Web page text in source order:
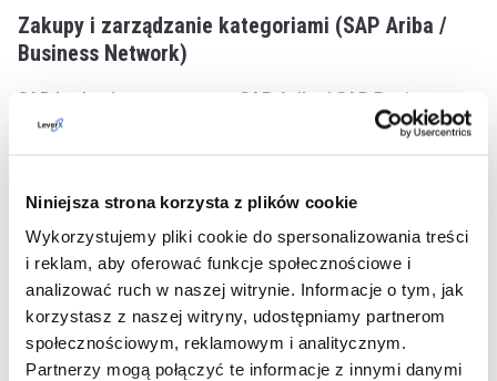
Niniejsza strona korzysta z plików cookie
Wykorzystujemy pliki cookie do spersonalizowania treści
i reklam, aby oferować funkcje społecznościowe i
analizować ruch w naszej witrynie. Informacje o tym, jak
korzystasz z naszej witryny, udostępniamy partnerom
społecznościowym, reklamowym i analitycznym.
Partnerzy mogą połączyć te informacje z innymi danymi
Zakupy i zarządzanie kategoriami (SAP Ariba /
Business Network)
SAP Joule zintegrowany z SAP Ariba i SAP Business
Network
udostępnia działu zakupów możliwości
rekomendacjami dostawców bazującymi na historii,
ocenach i danych rynkowych.
Generowanie zapytań ofertowych(RFQ)na
podstawie specyfikacji opisanych w języku
naturalnym.